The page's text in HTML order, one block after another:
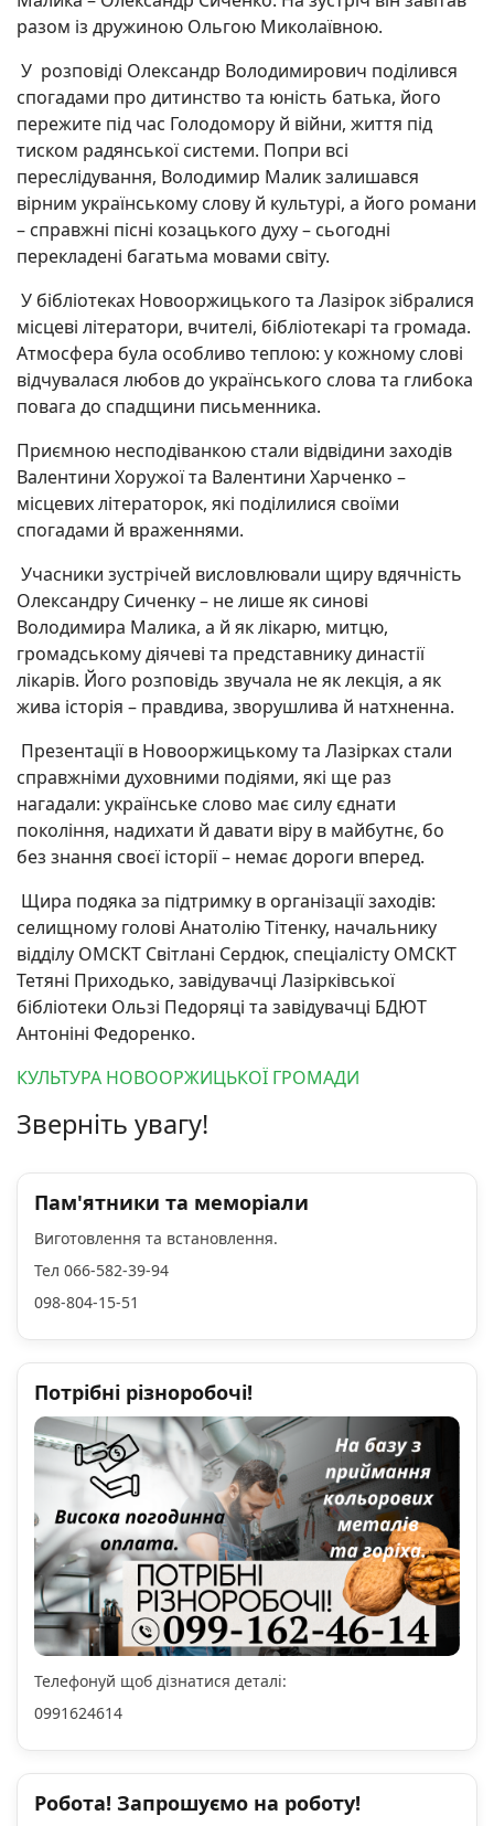
разом із дружиною Ольгою Миколаївною.
У розповіді Олександр Володимирович поділився
спогадами про дитинство та юність батька, його
пережите під час Голодомору й війни, життя під
тиском радянської системи. Попри всі
переслідування, Володимир Малик залишався
вірним українському слову й культурі, а його романи
– справжні пісні козацького духу – сьогодні
перекладені багатьма мовами світу.
У бібліотеках Новооржицького та Лазірок зібралися
місцеві літератори, вчителі, бібліотекарі та громада.
Атмосфера була особливо теплою: у кожному слові
відчувалася любов до українського слова та глибока
повага до спадщини письменника.
Приємною несподіванкою стали відвідини заходів
Валентини Хоружої та Валентини Харченко –
місцевих літераторок, які поділилися своїми
спогадами й враженнями.
Учасники зустрічей висловлювали щиру вдячність
Олександру Сиченку – не лише як синові
Володимира Малика, а й як лікарю, митцю,
громадському діячеві та представнику династії
лікарів. Його розповідь звучала не як лекція, а як
жива історія – правдива, зворушлива й натхненна.
Презентації в Новооржицькому та Лазірках стали
справжніми духовними подіями, які ще раз
нагадали: українське слово має силу єднати
покоління, надихати й давати віру в майбутнє, бо
без знання своєї історії – немає дороги вперед.
Щира подяка за підтримку в організації заходів:
селищному голові Анатолію Тітенку, начальнику
відділу ОМСКТ Світлані Сердюк, спеціалісту ОМСКТ
Тетяні Приходько, завідувачці Лазірківської
бібліотеки Ользі Педоряці та завідувачці БДЮТ
Антоніні Федоренко.
КУЛЬТУРА НОВООРЖИЦЬКОЇ ГРОМАДИ
Зверніть увагу!
Пам'ятники та меморіали
Виготовлення та встановлення.
Тел 066-582-39-94
098-804-15-51
Потрібні різноробочі!
Телефонуй щоб дізнатися деталі:
0991624614
Робота! Запрошуємо на роботу!